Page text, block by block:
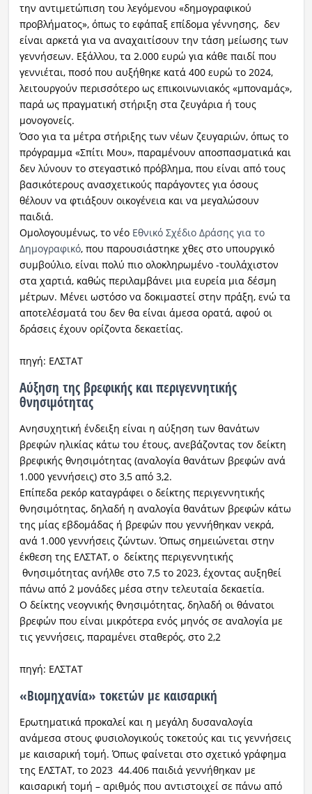
την αντιμετώπιση του λεγόμενου «δημογραφικού
προβλήματος», όπως το εφάπαξ επίδομα γέννησης, δεν
είναι αρκετά για να αναχαιτίσουν την τάση μείωσης των
γεννήσεων. Εξάλλου, τα 2.000 ευρώ για κάθε παιδί που
γεννιέται, ποσό που αυξήθηκε κατά 400 ευρώ το 2024,
λειτουργούν περισσότερο ως επικοινωνιακός «μποναμάς»,
παρά ως πραγματική στήριξη στα ζευγάρια ή τους
μονογονείς.
Όσο για τα μέτρα στήριξης των νέων ζευγαριών, όπως το
πρόγραμμα «Σπίτι Μου», παραμένουν αποσπασματικά και
δεν λύνουν το στεγαστικό πρόβλημα, που είναι από τους
βασικότερους ανασχετικούς παράγοντες για όσους
θέλουν να φτιάξουν οικογένεια και να μεγαλώσουν
παιδιά.
Ομολογουμένως, το νέο Εθνικό Σχέδιο Δράσης για το
Δημογραφικό, που παρουσιάστηκε χθες στο υπουργικό
συμβούλιο, είναι πολύ πιο ολοκληρωμένο -τουλάχιστον
στα χαρτιά, καθώς περιλαμβάνει μια ευρεία μια δέσμη
μέτρων. Μένει ωστόσο να δοκιμαστεί στην πράξη, ενώ τα
αποτελέσματά του δεν θα είναι άμεσα ορατά, αφού οι
δράσεις έχουν ορίζοντα δεκαετίας.
πηγή: ΕΛΣΤΑΤ
Αύξηση της βρεφικής και περιγεννητικής
θνησιμότητας
Ανησυχητική ένδειξη είναι η αύξηση των θανάτων
βρεφών ηλικίας κάτω του έτους, ανεβάζοντας τον δείκτη
βρεφικής θνησιμότητας (αναλογία θανάτων βρεφών ανά
1.000 γεννήσεις) στο 3,5 από 3,2.
Επίπεδα ρεκόρ καταγράφει ο δείκτης περιγεννητικής
θνησιμότητας, δηλαδή η αναλογία θανάτων βρεφών κάτω
της μίας εβδομάδας ή βρεφών που γεννήθηκαν νεκρά,
ανά 1.000 γεννήσεις ζώντων. Όπως σημειώνεται στην
έκθεση της ΕΛΣΤΑΤ, ο δείκτης περιγεννητικής
θνησιμότητας ανήλθε στο 7,5 το 2023, έχοντας αυξηθεί
πάνω από 2 μονάδες μέσα στην τελευταία δεκαετία.
Ο δείκτης νεογνικής θνησιμότητας, δηλαδή οι θάνατοι
βρεφών που είναι μικρότερα ενός μηνός σε αναλογία με
τις γεννήσεις, παραμένει σταθερός, στο 2,2
πηγή: ΕΛΣΤΑΤ
«Βιομηχανία» τοκετών με καισαρική
Ερωτηματικά προκαλεί και η μεγάλη δυσαναλογία
ανάμεσα στους φυσιολογικούς τοκετούς και τις γεννήσεις
με καισαρική τομή. Όπως φαίνεται στο σχετικό γράφημα
της ΕΛΣΤΑΤ, το 2023 44.406 παιδιά γεννήθηκαν με
καισαρική τομή – αριθμός που αντιστοιχεί σε πάνω από